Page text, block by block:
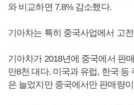
와 비교하면 7.8% 감소했다.
기아차는 특히 중국사업에서 고
기아차가 2018년에 중국에서 판
만8천 대다. 미국과 유럽, 한국 등
은 늘었지만 중국에서만 판매량